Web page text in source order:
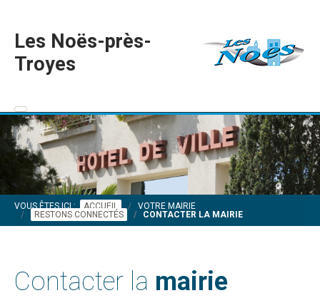
Les Noës-près-
Troyes
VOUS ÊTES ICI : ACCUEIL
VOTRE MAIRIE
RESTONS CONNECTÉS
CONTACTER LA MAIRIE
Contacter la mairie